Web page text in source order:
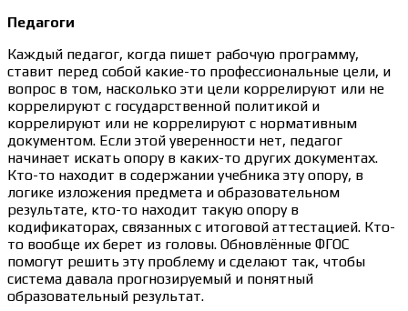
Педагоги
Каждый педагог, когда пишет рабочую программу,
ставит перед собой какие-то профессиональные цели, и
вопрос в том, насколько эти цели коррелируют или не
коррелируют с государственной политикой и
коррелируют или не коррелируют с нормативным
документом. Если этой уверенности нет, педагог
начинает искать опору в каких-то других документах.
Кто-то находит в содержании учебника эту опору, в
логике изложения предмета и образовательном
результате, кто-то находит такую опору в
кодификаторах, связанных с итоговой аттестацией. Кто-
то вообще их берет из головы. Обновлённые ФГОС
помогут решить эту проблему и сделают так, чтобы
система давала прогнозируемый и понятный
образовательный результат.